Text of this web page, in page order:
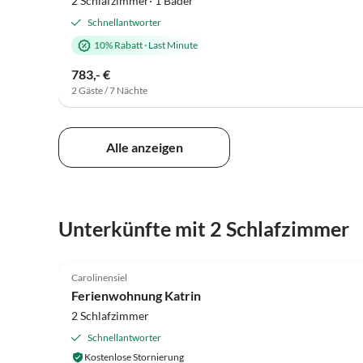
Schnellantworter
10% Rabatt· Last Minute
783,- €
2 Gäste / 7 Nächte
Alle anzeigen
Unterkünfte mit 2 Schlafzimmer
Carolinensiel
Ferienwohnung Katrin
2 Schlafzimmer
Schnellantworter
Kostenlose Stornierung